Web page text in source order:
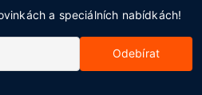
a speciálních nabídkách!
Odebírat